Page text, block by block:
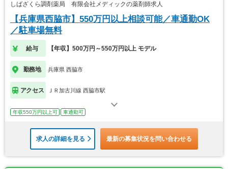
しばざくら調剤薬局 有限会社メディックの薬剤師求人
【兵庫県西脇市】550万円以上相談可能／車通勤OK
／駐車場無料
給与 【年収】500万円～550万円以上 モデル
勤務地 兵庫県 西脇市
アクセス ＪＲ加古川線 西脇市駅
年収550万円以上可 車通勤可
求人の詳細を見る 最新の募集状況を問い合わせる